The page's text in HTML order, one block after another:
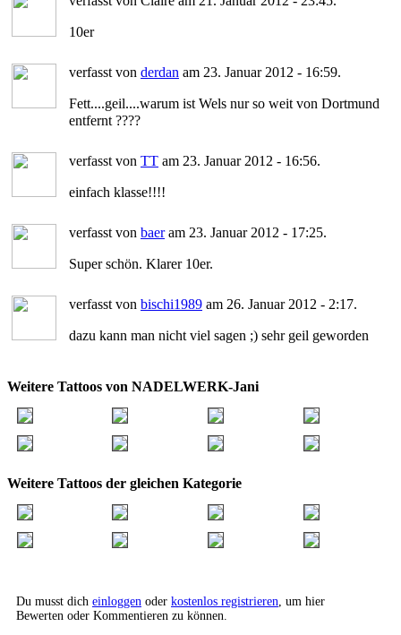
10er
verfasst von derdan am 23. Januar 2012 - 16:59.
Fett....geil....warum ist Wels nur so weit von Dortmund
entfernt ????
verfasst von TT am 23. Januar 2012 - 16:56.
einfach klasse!!!!
verfasst von baeram 23. Januar 2012 - 17:25.
Super schön. Klarer 10er.
verfasst von bischi1989 am 26. Januar 2012 - 2:17.
dazu kann man nicht viel sagen ;) sehr geil geworden
Weitere Tattoos von NADELWERK-Jani
Weitere Tattoos der gleichen Kategorie
Du musst dich einloggen oder kostenlos registrieren , um hier
Bewerten oder Kommentieren zu können.